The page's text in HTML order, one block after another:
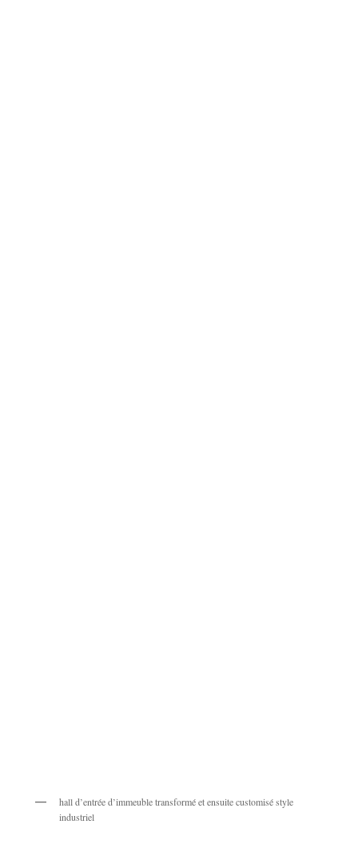
hall d’entrée d’immeuble transformé et ensuite customisé style
industriel